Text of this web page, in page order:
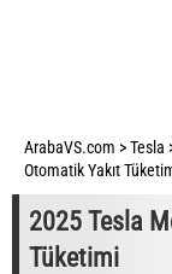
ArabaVS.com >Tesla
Otomatik Yakıt
2025 Tesla
Tüketimi